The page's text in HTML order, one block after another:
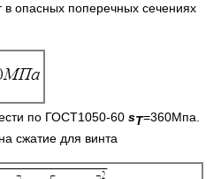
опасных поперечных сечениях
по ГОСТ1050-60 sТ=360Мпа.
сжатие для винта